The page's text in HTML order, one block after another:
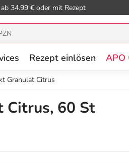
34.99 € oder mit Rezept
Rezept einlösen APO
Granulat Citrus
Citrus, 60 St